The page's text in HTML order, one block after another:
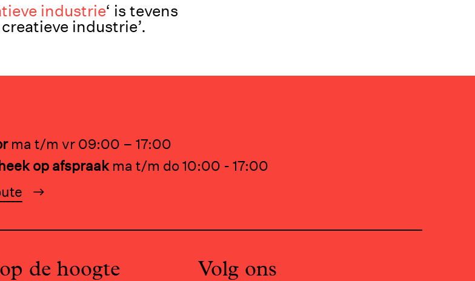
industrie‘ is tevens
industrie’.
ma t/m vr 09:00 – 17:00
op afspraak ma t/m do 10:00 - 17:00
de hoogte Volg ons